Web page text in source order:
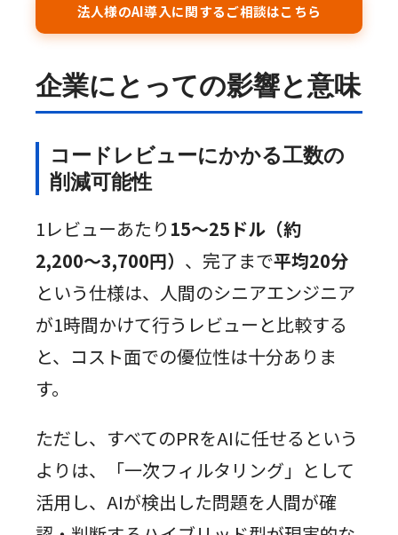
法人様のAI導入に関するご相談はこちら
企業にとっての影響と意味
コードレビューにかかる工数の
削減可能性
1レビューあたり 15〜25ドル（約
2,200〜3,700円） 、完了まで平均20分
という仕様は、人間のシニアエンジニア
が1時間かけて行うレビューと比較する
と、コスト面での優位性は十分ありま
す。
ただし、すべてのPRをAIに任せるという
よりは、「一次フィルタリング」として
活用し、AIが検出した問題を人間が確